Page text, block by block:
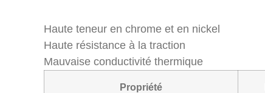
Haute teneur en chrome et en nickel
Haute résistance à la traction
Mauvaise conductivité thermique
Propriété